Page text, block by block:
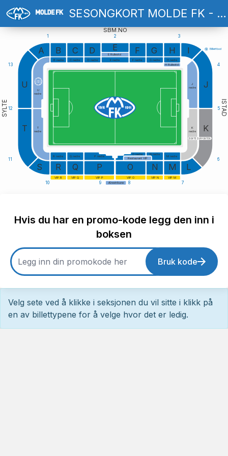
SESONGKORT MOLDE FK - 2026
A B
B nedre C nedre D nedre E nedre F nedre G nedre H nedre
J
nedre
U
nedre
T
nedre
R nedre Q nedre P nedre
O nedre N nedre
M nedre
K
nedre
C D E
VIP R VIP Q VIP P VIP O VIP N VIP M
H Rullestol
E Rullestol
Ærestribune
F G H I
J
K
L
M
N
O
P
Q
R
S
T
U
Restaurant VIP
1 2 3
10 9 8 7
4
5
6
13
12
11
Billlettbod
BORTESUPPORTER
SBM.NO
SYLTE ISTAD
Hvis du har en promo-kode legg den inn i
boksen
Bruk kode
Velg sete ved å klikke i seksjonen du vil sitte i klikk på
en av billettypene for å velge hvor det er ledig.